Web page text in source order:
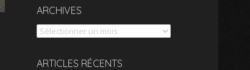
ARCHIVES
Archives
ARTICLES RÉCENTS